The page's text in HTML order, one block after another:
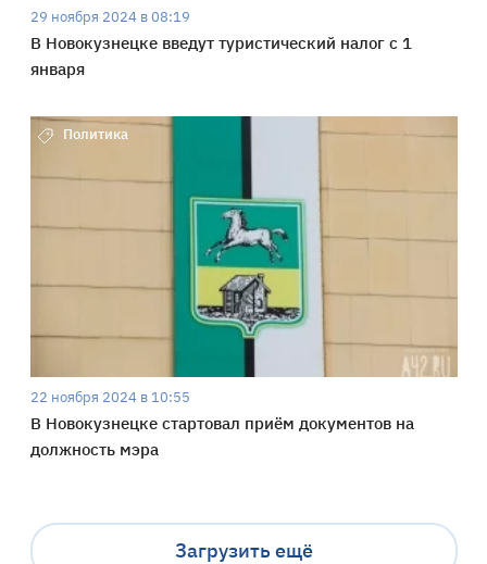
29 ноября 2024 в 08:19
В Новокузнецке введут туристический налог с 1
января
Политика
22 ноября 2024 в 10:55
В Новокузнецке стартовал приём документов на
должность мэра
Загрузить ещё